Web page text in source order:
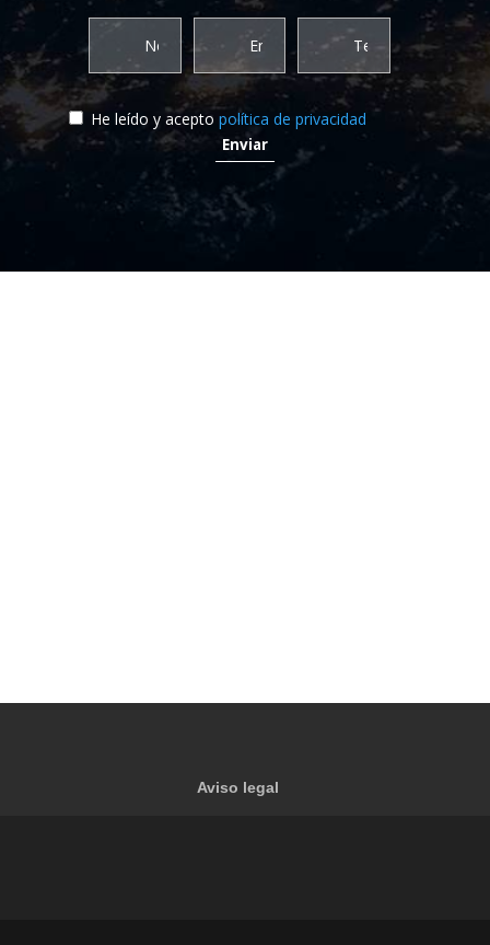
He leído y acepto política de privacidad
Aviso legal